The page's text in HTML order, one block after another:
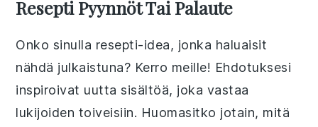
Resepti Pyynnöt Tai Palaute
Onko sinulla resepti-idea, jonka haluaisit
nähdä julkaistuna? Kerro meille! Ehdotuksesi
inspiroivat uutta sisältöä, joka vastaa
lukijoiden toiveisiin. Huomasitko jotain, mitä